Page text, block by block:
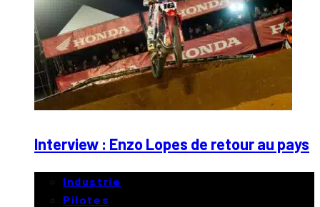
Interview : Enzo Lopes de retour au pays
Industrie
Pilotes